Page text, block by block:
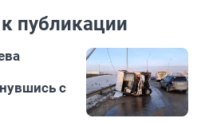
публикации
с